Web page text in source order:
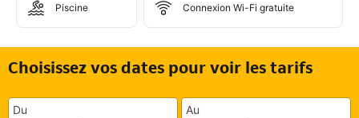
Piscine Connexion Wi-Fi gratuite
Choisissez vos dates pour voir les tarifs
Du Au